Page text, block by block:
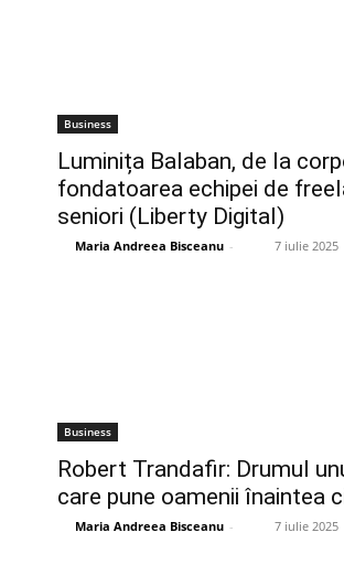
Business
Luminița Balaban, de la
fondatoarea echipei de
seniori (Liberty Digital)
Maria Andreea Bisceanu - 7 iulie 2025
Business
Robert Trandafir: Drumul
care pune oamenii înaintea
Maria Andreea Bisceanu - 7 iulie 2025